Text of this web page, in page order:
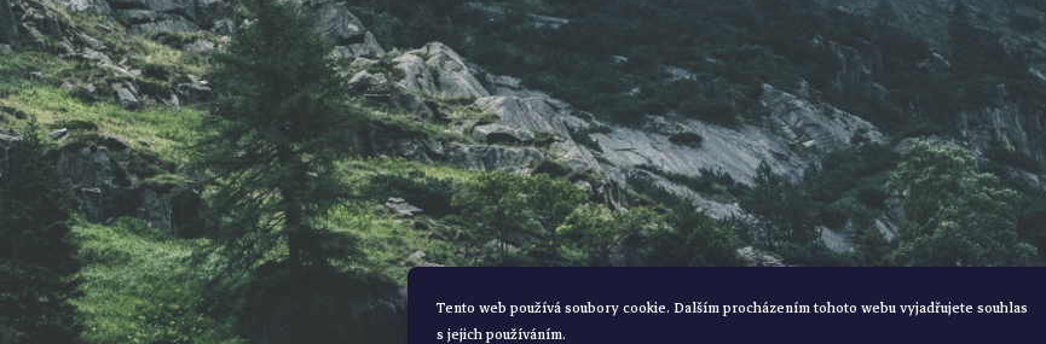
Tento web používá soubory cookie. Dalším procházením tohoto webu vyjadřujete souhlas
s jejich používáním.